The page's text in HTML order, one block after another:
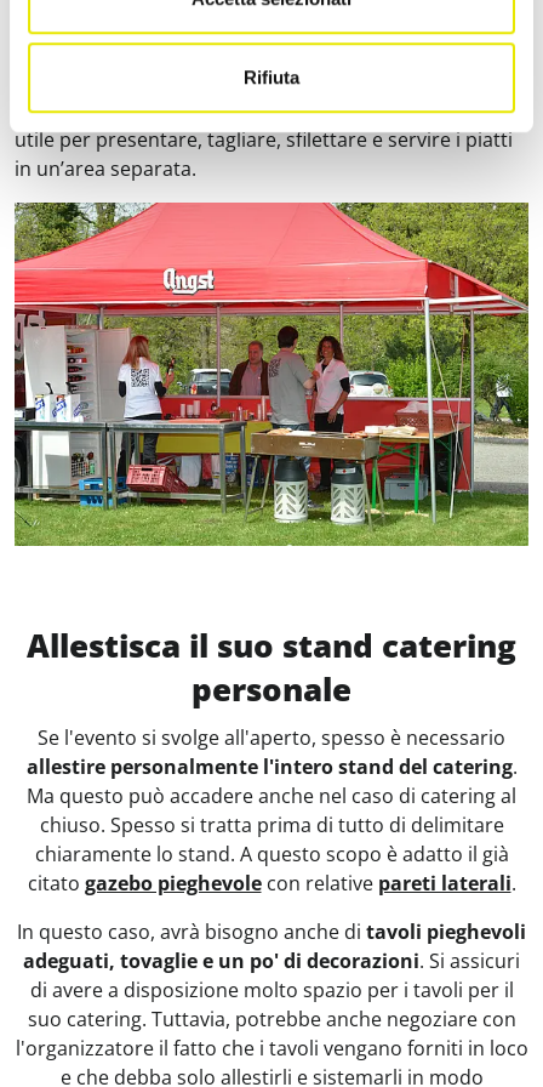
Rifiuta
carbonella o a gasper dare un tocco speciale al vostro
In entrambi i casi, ungazebo pieghevole, ad esempio, è
utile per presentare, tagliare, sfilettare e servire i piatti
in un’area separata.
Allestisca il suo stand catering
personale
Se l'evento si svolge all'aperto, spesso è necessario
allestire personalmente l'intero stand del catering.
Ma questo può accadere anche nel caso di catering al
chiuso. Spesso si tratta prima di tutto di delimitare
chiaramente lo stand. A questo scopo è adatto il già
citato gazebo pieghevolecon relative pareti laterali.
In questo caso, avrà bisogno anche di tavoli pieghevoli
adeguati, tovaglie e un po' di decorazioni. Si assicuri
di avere a disposizione molto spazio per i tavoli per il
suo catering. Tuttavia, potrebbe anche negoziare con
l'organizzatore il fatto che i tavoli vengano forniti in loco
e che debba solo allestirli e sistemarli in modo